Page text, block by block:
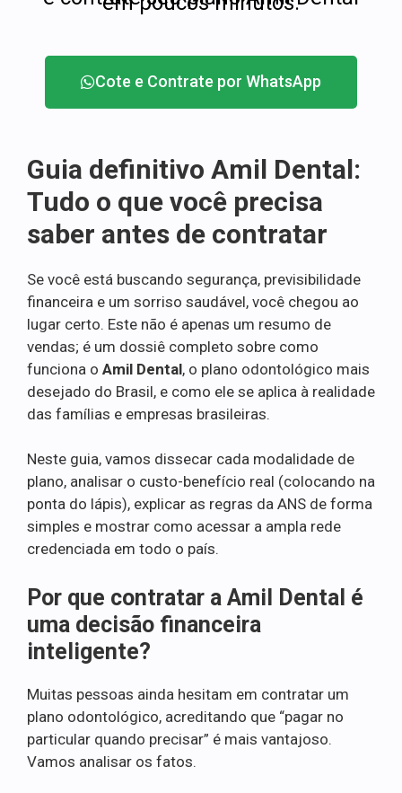
Cote e Contrate por WhatsApp
Guia definitivo Amil Dental:
Tudo o que você precisa
saber antes de contratar
Se você está buscando segurança, previsibilidade
financeira e um sorriso saudável, você chegou ao
lugar certo. Este não é apenas um resumo de
vendas; é um dossiê completo sobre como
funciona o Amil Dental, o plano odontológico mais
desejado do Brasil, e como ele se aplica à realidade
das famílias e empresas brasileiras.
Neste guia, vamos dissecar cada modalidade de
plano, analisar o custo-benefício real (colocando na
ponta do lápis), explicar as regras da ANS de forma
simples e mostrar como acessar a ampla rede
credenciada em todo o país.
Por que contratar a Amil Dental é
uma decisão financeira
inteligente?
Muitas pessoas ainda hesitam em contratar um
plano odontológico, acreditando que “pagar no
particular quando precisar” é mais vantajoso.
Vamos analisar os fatos.